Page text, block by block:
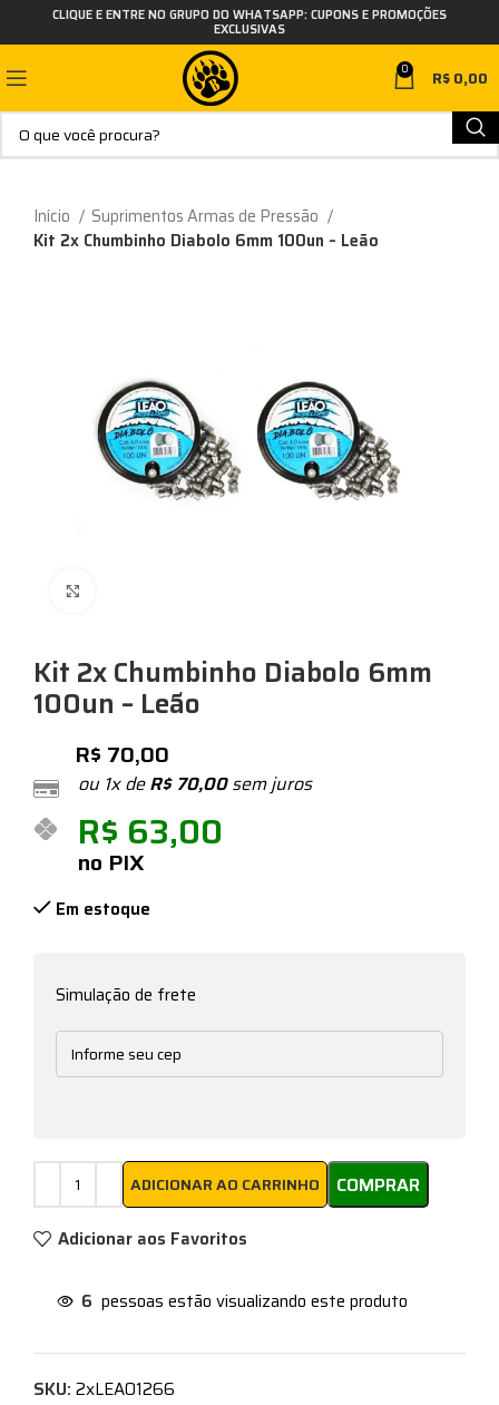
CLIQUE E ENTRE NO GRUPO DO WHATSAPP: CUPONS E PROMOÇÕES
EXCLUSIVAS
0 R$0,00
Início
Suprimentos Armas de Pressão
Kit 2x Chumbinho Diabolo 6mm 100un – Leão
Kit 2x Chumbinho Diabolo 6mm
100un – Leão
R$ 70,00
ou 1x deR$70,00sem juros
R$ 63,00
no PIX
Em estoque
Simulação de frete
ADICIONAR AO CARRINHO COMPRAR
Adicionar aos Favoritos
6 pessoas estão visualizando este produto
SKU: 2xLEAO1266